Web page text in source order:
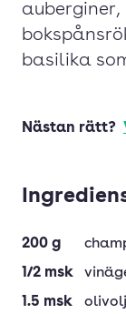
basilika
Nästan rätt?
200 g
1/2 msk
1.5 msk